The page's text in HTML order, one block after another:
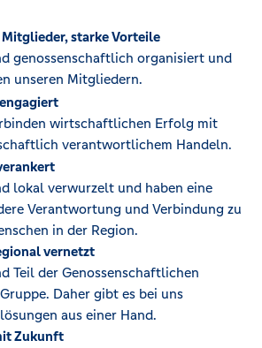
starke Vorteile
genossenschaftlich organisiert und
unseren Mitgliedern.
wirtschaftlichen Erfolg mit
verantwortlichem Handeln.
lokal verwurzelt und haben eine
Verantwortung und Verbindung zu
in der Region.
vernetzt
Teil der Genossenschaftlichen
Daher gibt es bei uns
aus einer Hand.
Zukunft